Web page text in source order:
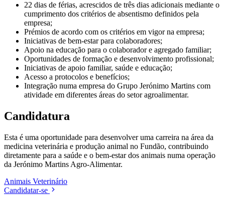
22 dias de férias, acrescidos de três dias adicionais mediante o
cumprimento dos critérios de absentismo definidos pela
empresa;
Prémios de acordo com os critérios em vigor na empresa;
Iniciativas de bem-estar para colaboradores;
Apoio na educação para o colaborador e agregado familiar;
Oportunidades de formação e desenvolvimento profissional;
Iniciativas de apoio familiar, saúde e educação;
Acesso a protocolos e benefícios;
Integração numa empresa do Grupo Jerónimo Martins com
atividade em diferentes áreas do setor agroalimentar.
Candidatura
Esta é uma oportunidade para desenvolver uma carreira na área da
medicina veterinária e produção animal no Fundão, contribuindo
diretamente para a saúde e o bem-estar dos animais numa operação
da Jerónimo Martins Agro-Alimentar.
Animais Veterinário
Candidatar-se